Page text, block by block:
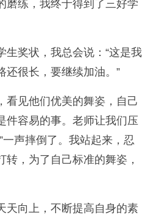
磨练，我终于得到了三好学
生奖状，我总会说：“这是我
还很长，要继续加油。”
看见他们优美的舞姿，自己
件容易的事。老师让我们压
一声摔倒了。我站起来，忍
，为了自己标准的舞姿，
天向上，不断提高自身的素